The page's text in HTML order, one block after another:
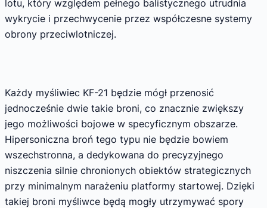
lotu, który względem pełnego balistycznego utrudnia
wykrycie i przechwycenie przez współczesne systemy
obrony przeciwlotniczej.
Każdy myśliwiec KF-21 będzie mógł przenosić
jednocześnie dwie takie broni, co znacznie zwiększy
jego możliwości bojowe w specyficznym obszarze.
Hipersoniczna broń tego typu nie będzie bowiem
wszechstronna, a dedykowana do precyzyjnego
niszczenia silnie chronionych obiektów strategicznych
przy minimalnym narażeniu platformy startowej. Dzięki
takiej broni myśliwce będą mogły utrzymywać spory